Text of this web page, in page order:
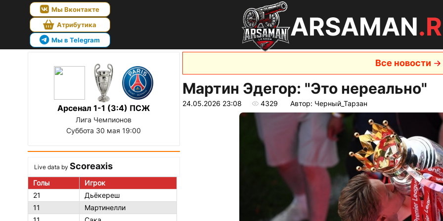
Мы Вконтакте
Атрибутика
Мы в Telegram
ARSAMAN
Арсенал 1-1 (3:4) ПСЖ
Лига Чемпионов
Суббота 30 мая 19:00
Live data by Scoreaxis
Голы
Игрок
21
Дьёкереш
11
Мартинелли
Все новости
Мартин Эдегор: "Это нереально"
24.05.2026 23:08 4329 Автор: Черный_Тарзан